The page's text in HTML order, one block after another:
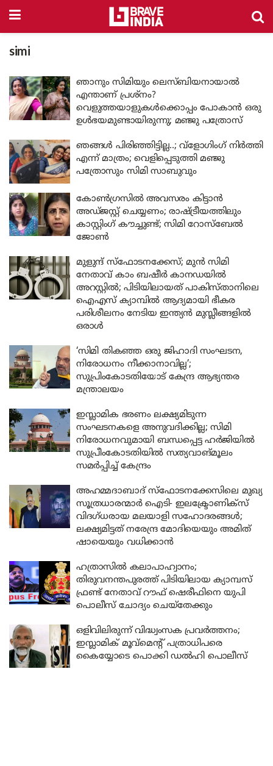
simi
ഞാനും സിമിയും ലെസ്ബിയനായാൽ
എന്താണ് പ്രശ്‌നം?
വെളുത്തയാളുകൾക്കൊപ്പം പോകാൻ ഒരു
ഉൾഭയമുണ്ടായിരുന്നു; മഞ്ജു പത്രോസ്
ഞങ്ങള്‍ പിരിഞ്ഞിട്ടില്ല..; വ്ളോഗിംഗ് നിര്‍ത്തി
എന്ന് മാത്രം; വെളിപ്പെടുത്തി മഞ്ജു
പത്രോസും സിമി സാബുവും
കോൺഗ്രസിൽ അവസരം കിട്ടാൻ
അഡ്ജസ്റ്റ് ചെയ്യണം; രാഷ്ട്രീയത്തിലും
കാസ്റ്റിംഗ് കൗച്ചുണ്ട്; സിമി റോസ്‌ബേൽ
ജോൺ
മുളുന്ദ് സ്‌ഫോടനക്കേസ്; മുൻ സിമി
നേതാവ് കാം ബഷീർ കാനഡയിൽ
അറസ്റ്റിൽ; പിടിയിലായത് പാകിസ്താനിലെ
ഐഎസ് ക്യാമ്പിൽ ആദ്യമായി ഭീകര
പരിശീലനം നേടിയ ഇന്ത്യൻ മുസ്ലീങ്ങളിൽ
ഒരാൾ
‘സിമി തികഞ്ഞ ഒരു ജിഹാദി സംഘടന,
നിരോധനം നീക്കാനാവില്ല’;
സുപ്രിംകോടതിയോട് കേന്ദ്ര ആഭ്യന്തര
മന്ത്രാലയം
ഇസ്ലാമിക ഭരണം ലക്ഷ്യമിടുന്ന
സംഘടനകളെ അനുവദിക്കില്ല; സിമി
നിരോധനവുമായി ബന്ധപ്പെട്ട ഹർജിയിൽ
സുപ്രീംകോടതിയിൽ സത്യവാങ്മൂലം
സമർപ്പിച്ച് കേന്ദ്രം
അഹമ്മദാബാദ് സ്ഫോടനക്കേസിലെ മുഖ്യ
സൂത്രധാരന്മാർ ഐടി- ഇലക്ട്രോണിക്സ്
വിദഗ്ധരായ മലയാളി സഹോദരങ്ങൾ;
ലക്ഷ്യമിട്ടത് നരേന്ദ്ര മോദിയെയും അമിത്
ഷായെയും വധിക്കാൻ
ഹത്രാസിൽ കലാപാഹ്വാനം;
തിരുവനന്തപുരത്ത് പിടിയിലായ ക്യാമ്പസ്
ഫ്രണ്ട് നേതാവ് റൗഫ് ഷെരീഫിനെ യുപി
പൊലീസ് ചോദ്യം ചെയ്തേക്കും
ഒളിവിലിരുന്ന് വിദ്ധ്വംസക പ്രവർത്തനം;
ഇസ്ലാമിക് മൂവ്മെന്റ് പത്രാധിപരെ
കൈയ്യോടെ പൊക്കി ഡൽഹി പൊലീസ്